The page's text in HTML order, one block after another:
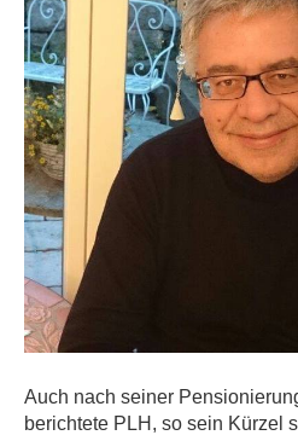
Auch nach seiner
berichtete PLH, so sein Kürzel